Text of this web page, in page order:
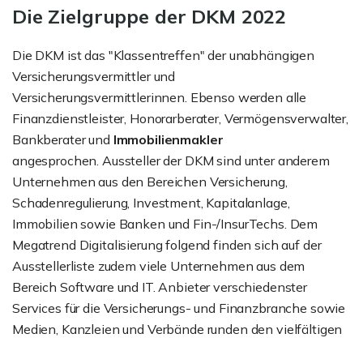
Die Zielgruppe der DKM 2022
Die DKM ist das "Klassentreffen" der unabhängigen
Versicherungsvermittler und
Versicherungsvermittlerinnen. Ebenso werden alle
Finanzdienstleister, Honorarberater, Vermögensverwalter,
Bankberater und Immobilienmakler
angesprochen. Aussteller der DKM sind unter anderem
Unternehmen aus den Bereichen Versicherung,
Schadenregulierung, Investment, Kapitalanlage,
Immobilien sowie Banken und Fin-/InsurTechs. Dem
Megatrend Digitalisierung folgend finden sich auf der
Ausstellerliste zudem viele Unternehmen aus dem
Bereich Software und IT. Anbieter verschiedenster
Services für die Versicherungs- und Finanzbranche sowie
Medien, Kanzleien und Verbände runden den vielfältigen